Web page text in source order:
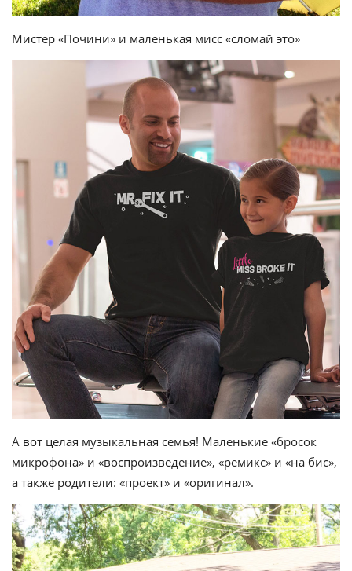
Мистер «Почини» и маленькая мисс «сломай это»
А вот целая музыкальная семья! Маленькие «бросок
микрофона» и «воспроизведение», «ремикс» и «на бис»,
а также родители: «проект» и «оригинал».